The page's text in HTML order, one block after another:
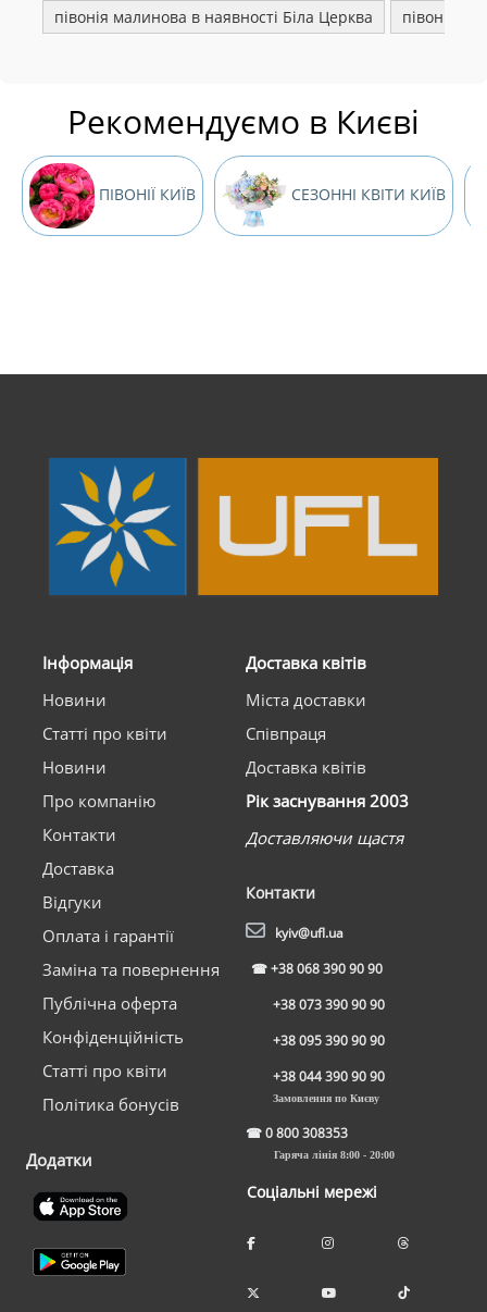
півонія малинова в наявності Біла Церква півонія
Рекомендуємо в Києві
ПІВОНІЇ КИЇВ СЕЗОННІ КВІТИ КИЇВ
Інформація
Новини
Статті про квіти
Новини
Про компанію
Контакти
Доставка
Відгуки
Оплата і гарантії
Заміна та повернення
Публічна оферта
Конфіденційність
Статті про квіти
Політика бонусів
Додатки
Доставка квітів
Міста доставки
Співпраця
Доставка квітів
Рік заснування 2003
Доставляючи щастя
Контакти
kyiv@ufl.ua
☎+38 068 390 90 90
+38 073 390 90 90
+38 095 390 90 90
+38 044 390 90 90
Замовлення по Києву
☎0 800 308353
Гаряча лінія 8:00 - 20:00
Соціальні мережі